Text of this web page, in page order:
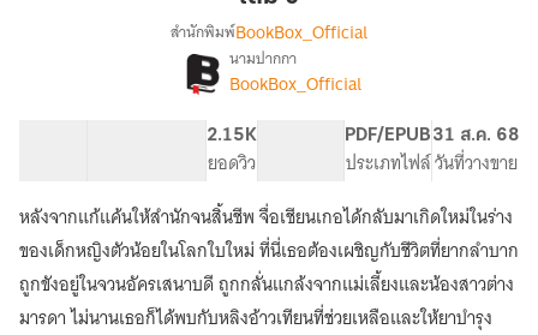
พันธนาการ
คุณชาย
9
เรื่อง[จบ]
สุด
พันธนาการ
รัก
คุณชาย
รูป
งาม
สำนักพิมพ์BookBox_Official
นามปากกา
BookBox_Official
2.15K
ยอดวิว
PDF/EPUB
ประเภทไฟล์
31 ส.ค. 68
วันที่วางขาย
หลังจากแก้แค้นให้สำนักจนสิ้นชีพ จื่อเชียนเกอได้กลับมาเกิดใหม่ในร่าง
ของเด็กหญิงตัวน้อยในโลกใบใหม่ ที่นี่เธอต้องเผชิญกับชีวิตที่ยากลำบาก
ถูกขังอยู่ในจวนอัครเสนาบดี ถูกกลั่นแกล้งจากแม่เลี้ยงและน้องสาวต่าง
มารดา ไม่นานเธอก็ได้พบกับหลิงอ้าวเทียนที่ช่วยเหลือและให้ยาบำรุง